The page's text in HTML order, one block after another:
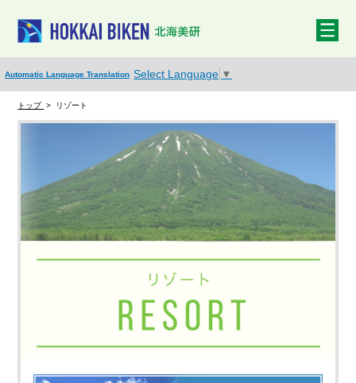
Automatic Language Translation Select Language ▼
トップ > リゾート